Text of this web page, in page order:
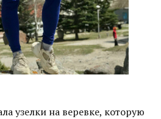
узелки на веревке, которую